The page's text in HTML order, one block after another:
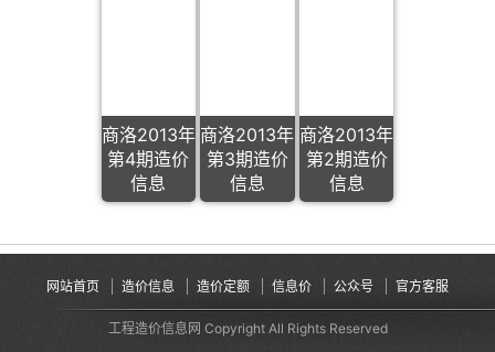
商洛2013年
第4期造价
信息
商洛2013年
第3期造价
信息
商洛2013年
第2期造价
信息
网站首页 造价信息 造价定额 信息价 公众号 官方客服
工程造价信息网 Copyright All Rights Reserved